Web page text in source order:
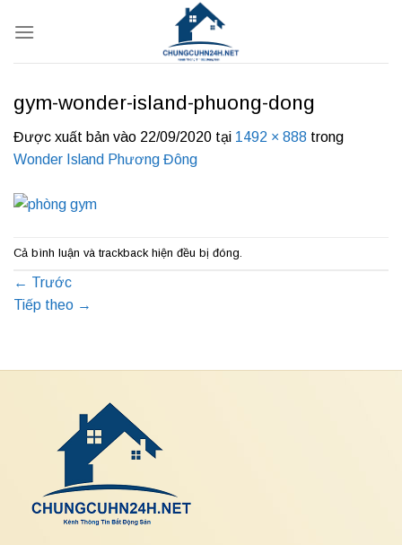
qua
gym-wonder-island-phuong-dong
Được xuất bản vào 22/09/2020 tại 1492 × 888 trong
Wonder Island Phương Đông
Cả bình luận và trackback hiện đều bị đóng.
← Trước
Tiếp theo →